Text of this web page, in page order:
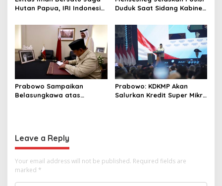
Hutan Papua, IRI Indonesia
Barat Daya
Duduk Saat Sidang Kabinet:
yang Perlu Dikhawatirkan
Prabowo Sampaikan
Belasungkawa atas
Prabowo: KDKMP Akan
Salurkan Kredit Super Mikro
Leave a Reply
Your email address will not be published. Required fields are
marked *